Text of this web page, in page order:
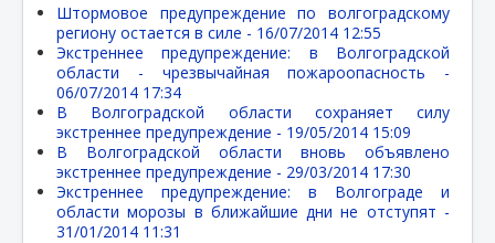
Штормовое предупреждение по волгоградскому
региону остается в силе - 16/07/2014 12:55
Экстреннее предупреждение: в Волгоградской
области - чрезвычайная пожароопасность -
06/07/2014 17:34
В Волгоградской области сохраняет силу
экстреннее предупреждение - 19/05/2014 15:09
В Волгоградской области вновь объявлено
экстреннее предупреждение - 29/03/2014 17:30
Экстреннее предупреждение: в Волгограде и
области морозы в ближайшие дни не отступят -
31/01/2014 11:31